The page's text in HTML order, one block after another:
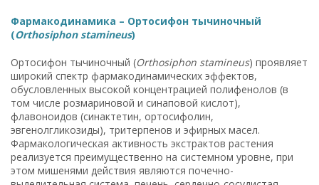
Фармакодинамика – Ортосифон тычиночный
(Orthosiphon stamineus)
Ортосифон тычиночный (Orthosiphon stamineus) проявляет
широкий спектр фармакодинамических эффектов,
обусловленных высокой концентрацией полифенолов (в
том числе розмариновой и синаповой кислот),
флавоноидов (синактетин, ортосифолин,
эвгенолгликозиды), тритерпенов и эфирных масел.
Фармакологическая активность экстрактов растения
реализуется преимущественно на системном уровне, при
этом мишенями действия являются почечно-